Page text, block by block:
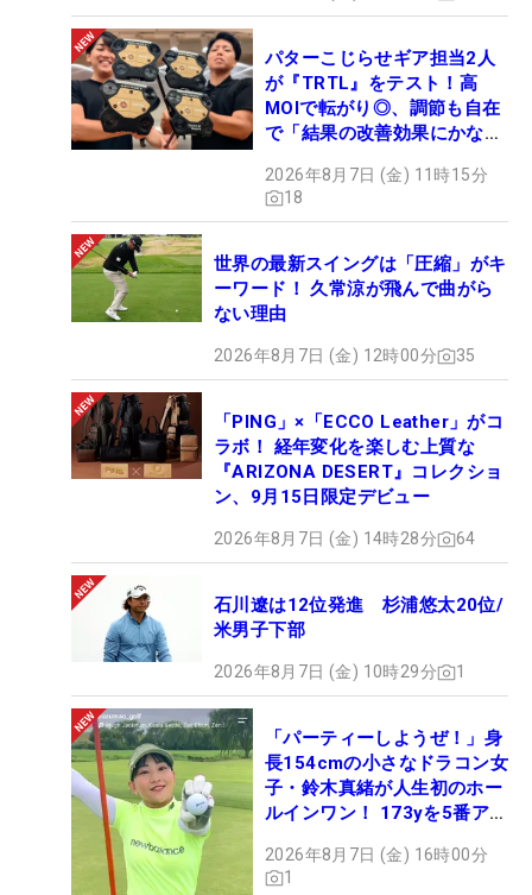
パターこじらせギア担当2人
が『TRTL』をテスト！高
MOIで転がり◎、調節も自在
で「結果の改善効果にかなり
2026年8月7日 (金) 11時15分
18
世界の最新スイングは「圧縮」がキ
ーワード！ 久常涼が飛んで曲がら
ない理由
2026年8月7日 (金) 12時00分 35
「PING」×「ECCO Leather」がコ
ラボ！ 経年変化を楽しむ上質な
『ARIZONA DESERT』コレクショ
ン、9月15日限定デビュー
2026年8月7日 (金) 14時28分 64
石川遼は12位発進 杉浦悠太20位/
米男子下部
2026年8月7日 (金) 10時29分 1
「パーティーしようぜ！」身
長154cmの小さなドラコン女
子・鈴木真緒が人生初のホー
ルインワン！ 173yを5番アイ
2026年8月7日 (金) 16時00分
1